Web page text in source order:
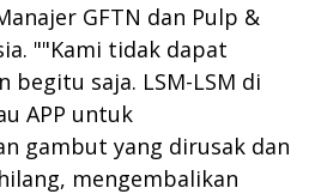
GFTN dan Pulp &
""Kami tidak dapat
begitu saja. LSM-LSM di
APP untuk
gambut yang dirusak dan
mengembalikan